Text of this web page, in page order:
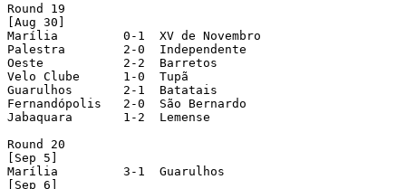
Round 19
[Aug 30]
Marília         0-1  XV de Novembro
Palestra        2-0  Independente
Oeste           2-2  Barretos
Velo Clube      1-0  Tupã
Guarulhos       2-1  Batatais
Fernandópolis   2-0  São Bernardo
Jabaquara       1-2  Lemense
Round 20
[Sep 5]
Marília         3-1  Guarulhos
[Sep 6]